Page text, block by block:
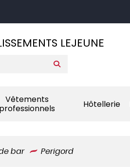
LEJEUNE
Vêtements
professionnels
Hôtellerie
bar Perigord